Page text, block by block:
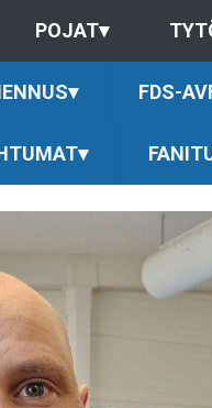
POJAT▾
▾ FDS-
▾